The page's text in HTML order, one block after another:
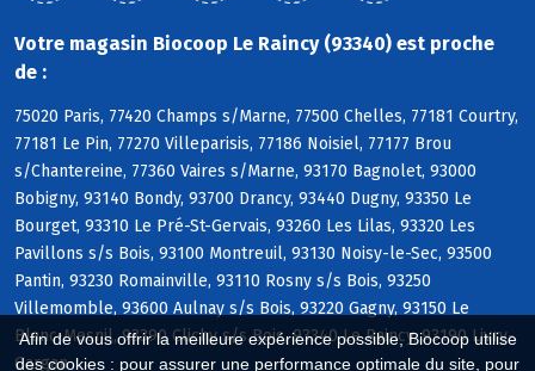
Afin de vous offrir la meilleure expérience possible, Biocoop utilise
des cookies : pour assurer une performance optimale du site, pour
Votre magasin Biocoop Le Raincy (93340) est proche
de :
75020 Paris, 77420 Champs s/Marne, 77500 Chelles, 77181 Courtry,
77181 Le Pin, 77270 Villeparisis, 77186 Noisiel, 77177 Brou
s/Chantereine, 77360 Vaires s/Marne, 93170 Bagnolet, 93000
Bobigny, 93140 Bondy, 93700 Drancy, 93440 Dugny, 93350 Le
Bourget, 93310 Le Pré-St-Gervais, 93260 Les Lilas, 93320 Les
Pavillons s/s Bois, 93100 Montreuil, 93130 Noisy-le-Sec, 93500
Pantin, 93230 Romainville, 93110 Rosny s/s Bois, 93250
Villemomble, 93600 Aulnay s/s Bois, 93220 Gagny, 93150 Le
Blanc-Mesnil, 93390 Clichy s/s Bois, 93340 Le Raincy, 93190 Livry-
Gargan